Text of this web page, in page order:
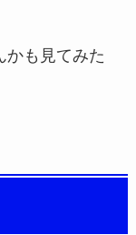
かも見てみた